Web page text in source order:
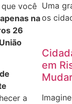
você
na
26
a
Uma
os
em